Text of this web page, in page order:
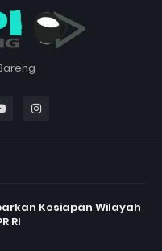
Kesiapan Wilayah
RI